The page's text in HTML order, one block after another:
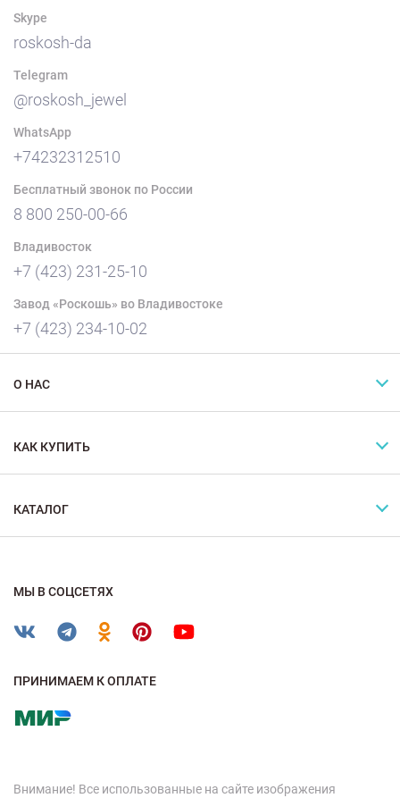
Skype
roskosh-da
Telegram
@roskosh_jewel
WhatsApp
+74232312510
Бесплатный звонок по России
8 800 250-00-66
Владивосток
+7 (423) 231-25-10
Завод «Роскошь» во Владивостоке
+7 (423) 234-10-02
О НАС
КАК КУПИТЬ
КАТАЛОГ
МЫ В СОЦСЕТЯХ
ПРИНИМАЕМ К ОПЛАТЕ
Внимание! Все использованные на сайте изображения